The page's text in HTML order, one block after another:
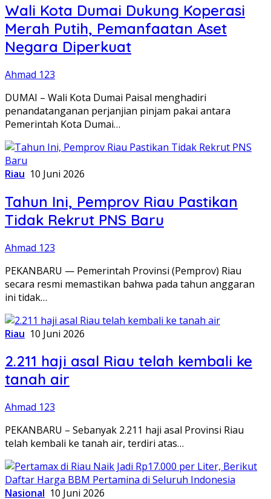
Wali Kota Dumai Dukung Koperasi
Merah Putih, Pemanfaatan Aset
Negara Diperkuat
Ahmad 123
DUMAI – Wali Kota Dumai Paisal menghadiri
penandatanganan perjanjian pinjam pakai antara
Pemerintah Kota Dumai…
Riau 10 Juni 2026
Tahun Ini, Pemprov Riau Pastikan
Tidak Rekrut PNS Baru
Ahmad 123
PEKANBARU — Pemerintah Provinsi (Pemprov) Riau
secara resmi memastikan bahwa pada tahun anggaran
ini tidak…
Riau 10 Juni 2026
2.211 haji asal Riau telah kembali ke
tanah air
Ahmad 123
PEKANBARU – Sebanyak 2.211 haji asal Provinsi Riau
telah kembali ke tanah air, terdiri atas…
Nasional 10 Juni 2026